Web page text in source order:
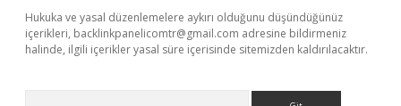
Hukuka ve yasal düzenlemelere aykırı olduğunu düşündüğünüz
içerikleri, backlinkpanelicomtr@gmail.com adresine bildirmeniz
halinde, ilgili içerikler yasal süre içerisinde sitemizden kaldırılacaktır.